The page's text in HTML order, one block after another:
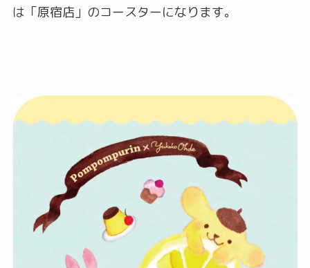
は「原宿店」のコースターになります。